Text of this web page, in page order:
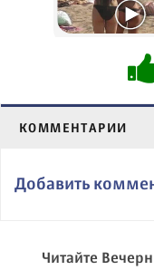
КОММЕНТАРИИ
Добавить
Читайте